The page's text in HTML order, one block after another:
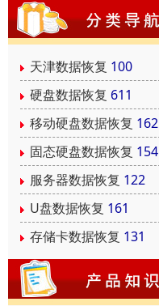
天津数据恢复 100
硬盘数据恢复 611
移动硬盘数据恢复 162
固态硬盘数据恢复 154
服务器数据恢复 122
U盘数据恢复 161
存储卡数据恢复 131